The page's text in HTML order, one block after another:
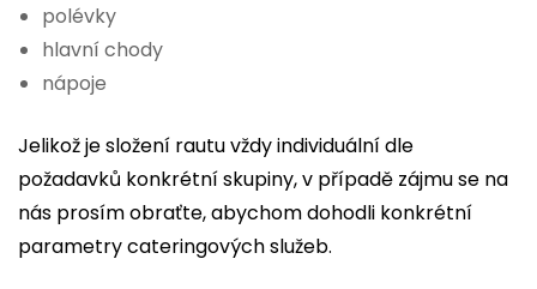
polévky
hlavní chody
nápoje
Jelikož je složení rautu vždy individuální dle
požadavků konkrétní skupiny, v případě zájmu se na
nás prosím obraťte, abychom dohodli konkrétní
parametry cateringových služeb.